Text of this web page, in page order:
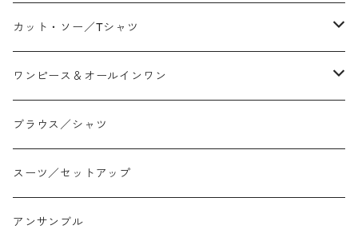
ワイド
スリム/スキニー
ジョガー
イージーパンツ/履き込み
コクーン/バレル/カーブ
ストレート/タイト
フレア
アシンメトリー/切り替え
プリント柄
チェック
カット・ソー／Tシャツ
Tシャツ
ロンtee
ノースリーブ
ワンピース＆オールインワン
ワンピース
ジャンスカ
サロペット オールインワン
ブラウス／シャツ
スーツ／セットアップ
アンサンブル